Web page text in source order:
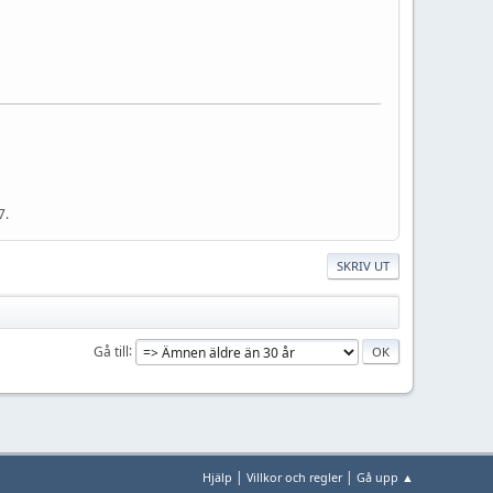
SKRIV UT
Gå till
Hjälp | Villkor och regler| Gå upp ▲